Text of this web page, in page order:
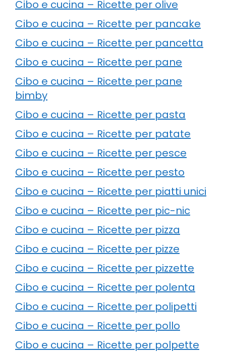
Cibo e cucina – Ricette per olive
Cibo e cucina – Ricette per pancake
Cibo e cucina – Ricette per pancetta
Cibo e cucina – Ricette per pane
Cibo e cucina – Ricette per pane
bimby
Cibo e cucina – Ricette per pasta
Cibo e cucina – Ricette per patate
Cibo e cucina – Ricette per pesce
Cibo e cucina – Ricette per pesto
Cibo e cucina – Ricette per piatti unici
Cibo e cucina – Ricette per pic-nic
Cibo e cucina – Ricette per pizza
Cibo e cucina – Ricette per pizze
Cibo e cucina – Ricette per pizzette
Cibo e cucina – Ricette per polenta
Cibo e cucina – Ricette per polipetti
Cibo e cucina – Ricette per pollo
Cibo e cucina – Ricette per polpette